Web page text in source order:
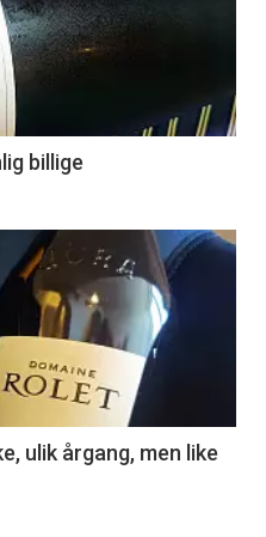
billige
ulik årgang, men like